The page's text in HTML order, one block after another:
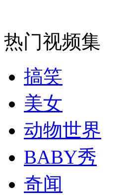
纽约上演“枕头大战”
司机酒驾遇交警 急速倒车逃窜
热门视频集
搞笑
美女
动物世界
BABY秀
奇闻